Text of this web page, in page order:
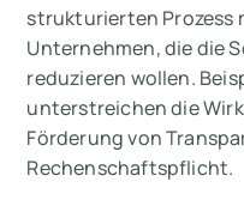
strukturierten Prozess
Unternehmen, die die
reduzieren wollen.
unterstreichen die
Förderung von
Rechenschaftspflicht.